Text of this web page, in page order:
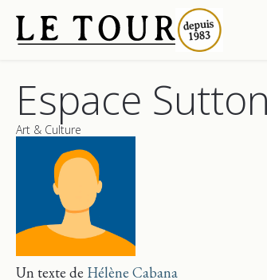
Espace
Art & Culture
Un texte de Hélène Cabana